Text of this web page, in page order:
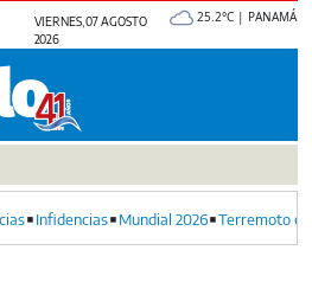
VIERNES, 07 AGOSTO
2026
25.2°C | PANAMÁ
Infidencias Mundial 2026 Terremoto